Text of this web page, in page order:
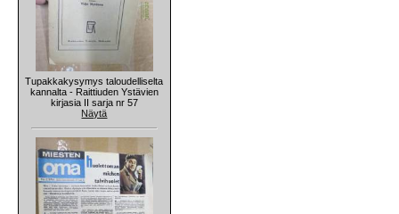
Tupakkakysymys taloudelliselta
kannalta - Raittiuden Ystävien
kirjasia II sarja nr 57
Näytä